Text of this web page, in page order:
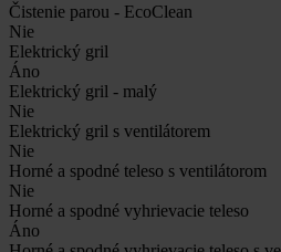
Čistenie parou - EcoClean
Nie
Elektrický gril
Áno
Elektrický gril - malý
Nie
Elektrický gril s ventilátorem
Nie
Horné a spodné teleso s ventilátorom
Nie
Horné a spodné vyhrievacie teleso
Áno